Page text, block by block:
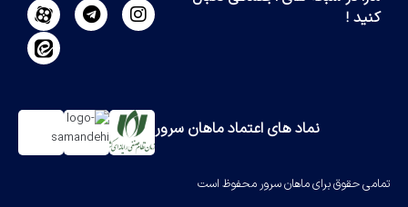
کنید !
تمامی حقوق برای ماهان سرور محفوظ است
نماد های اعتماد ماهان سرور